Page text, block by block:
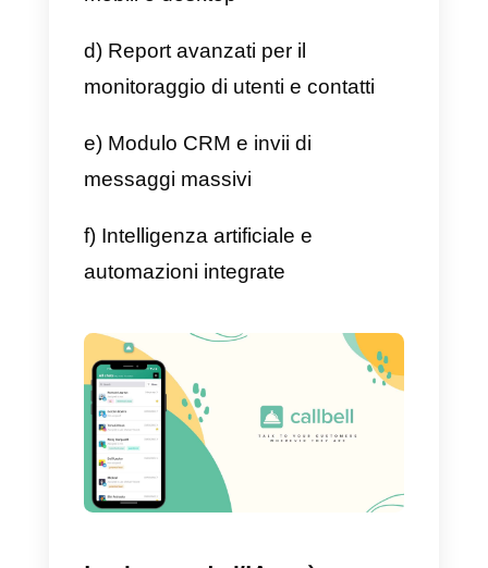
di vendita e supporto.
qualsiasi attività commerciale che
come principale canale di
comunicazione. Inoltre, la
piattaforma presenta nuove
funzionalità come CRM, funnel di
vendita e chatbot che aiutano a
migliorare l’esperienza del